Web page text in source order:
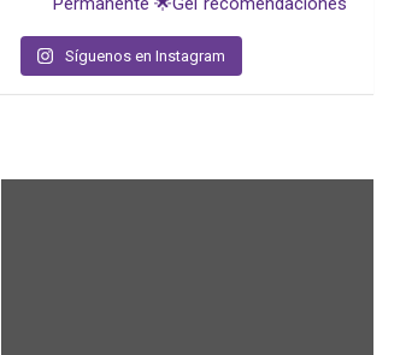
Síguenos en Instagram